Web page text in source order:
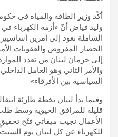
أكّد وزير الطاقة والمياه في
وليد فياض أنّ «أزمة الكهرباء في
الشاملة تعود إلى أمرين
الحصار المفروض والعقوبات
إلى حرمان لبنان من تعدد
والأمر الثاني وهو العامل
السياسية بين الأفرقاء».
وفيما بدأ لبنان بخطة طارئة
قليلة للمرافق الحيوية وسط
الأعمال نجيب ميقاتي فتْح
للكهرباء عن كل لبنان يوم